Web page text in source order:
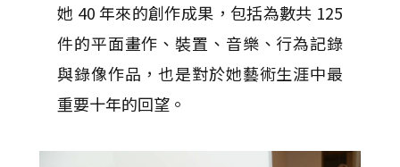
她 40 年來的創作成果，包括為數共 125
件的平面畫作、裝置、音樂、行為記錄
與錄像作品，也是對於她藝術生涯中最
重要十年的回望。